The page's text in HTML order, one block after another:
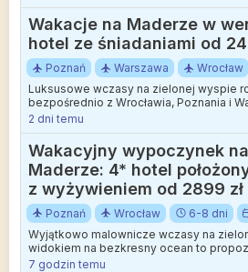
Wakacje na Maderze w
hotel ze śniadaniami od
Poznań Warszawa Wrocław
Luksusowe wczasy na zielonej wyspie
bezpośrednio z Wrocławia, Poznania i
2 dni temu
Wakacyjny wypoczynek na
Maderze: 4* hotel
z wyżywieniem od 2899 zł
Poznań Wrocław 6-8 dni
Wyjątkowo malownicze wczasy na
widokiem na bezkresny ocean to
myślą o wylotach z Poznania i Wrocławia.
7 godzin temu